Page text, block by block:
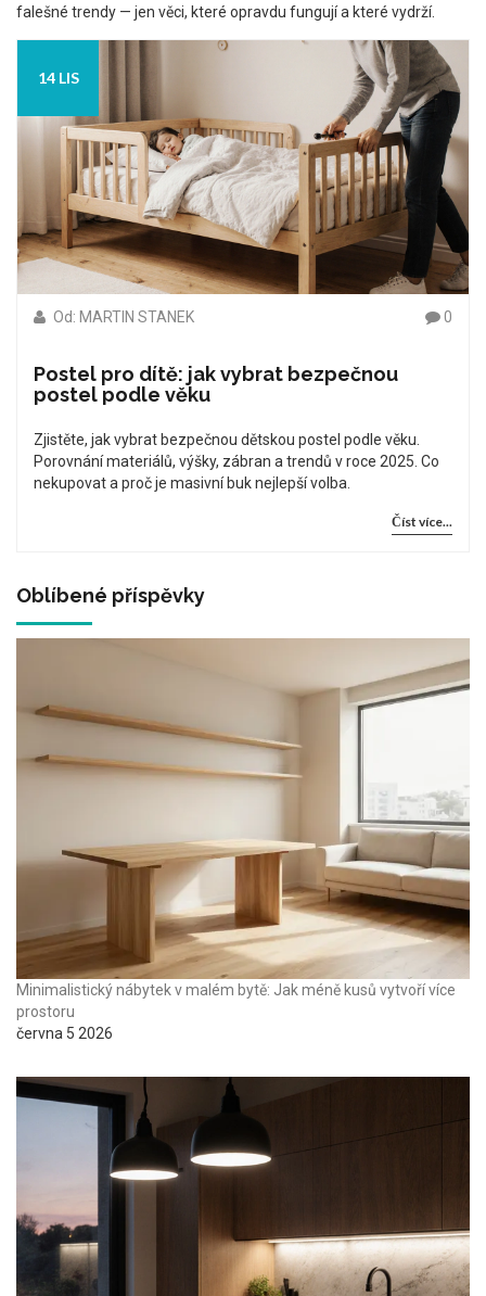
falešné trendy — jen věci, které opravdu fungují a které vydrží.
14 LIS
Od: MARTIN STANEK 0
Postel pro dítě: jak vybrat bezpečnou
postel podle věku
Zjistěte, jak vybrat bezpečnou dětskou postel podle věku.
Porovnání materiálů, výšky, zábran a trendů v roce 2025. Co
nekupovat a proč je masivní buk nejlepší volba.
Číst více...
Oblíbené příspěvky
Minimalistický nábytek v malém bytě: Jak méně kusů vytvoří více
prostoru
června 5 2026